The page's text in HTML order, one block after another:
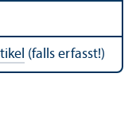
(falls erfasst!)